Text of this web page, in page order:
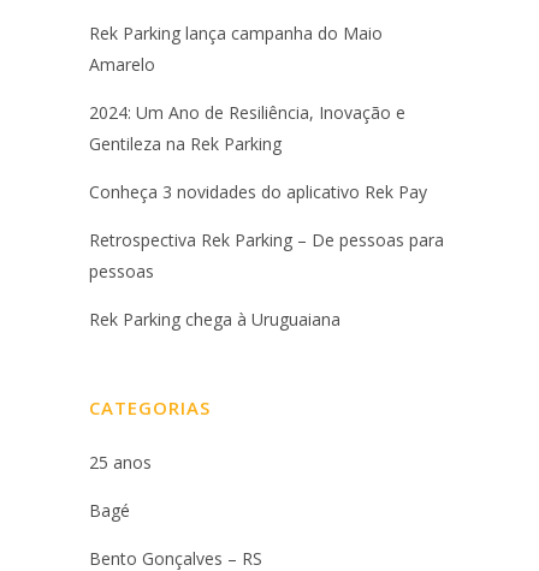
Rek Parking lança campanha do Maio
Amarelo
2024: Um Ano de Resiliência, Inovação e
Gentileza na Rek Parking
Conheça 3 novidades do aplicativo Rek Pay
Retrospectiva Rek Parking – De pessoas para
pessoas
Rek Parking chega à Uruguaiana
CATEGORIAS
25 anos
Bagé
Bento Gonçalves – RS